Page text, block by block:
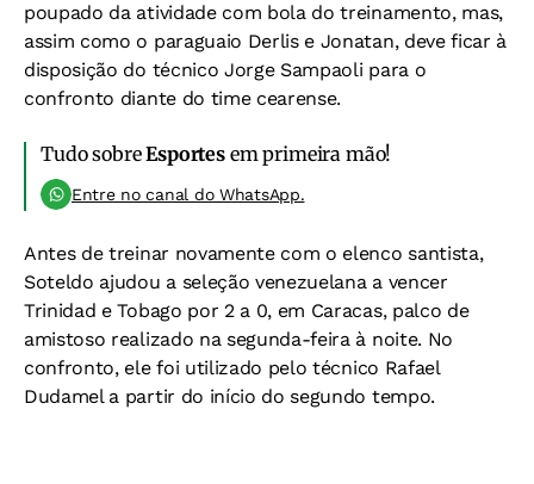
poupado da atividade com bola do treinamento, mas,
assim como o paraguaio Derlis e Jonatan, deve ficar à
disposição do técnico Jorge Sampaoli para o
confronto diante do time cearense.
Tudo sobreEsportesem primeira mão!
Entre no canal do WhatsApp.
Antes de treinar novamente com o elenco santista,
Soteldo ajudou a seleção venezuelana a vencer
Trinidad e Tobago por 2 a 0, em Caracas, palco de
amistoso realizado na segunda-feira à noite. No
confronto, ele foi utilizado pelo técnico Rafael
Dudamel a partir do início do segundo tempo.